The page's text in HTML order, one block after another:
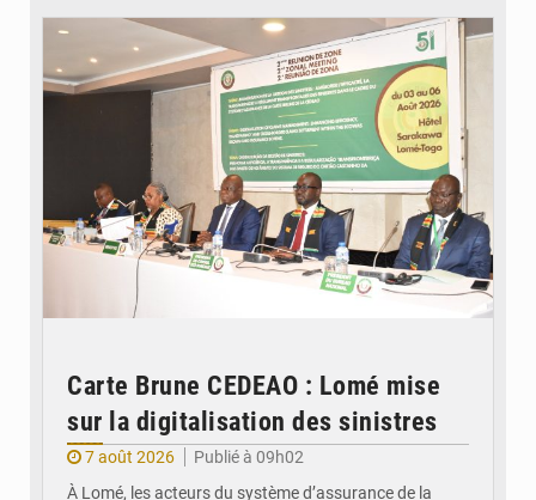
Carte Brune CEDEAO : Lomé mise
sur la digitalisation des sinistres
7 août 2026
Publié à 09h02
À Lomé, les acteurs du système d’assurance de la